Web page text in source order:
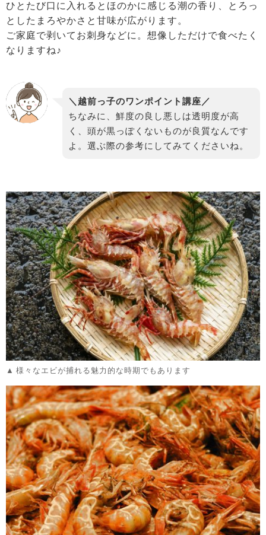
ひとたび口に入れるとほのかに感じる潮の香り、とろっ
としたまろやかさと甘味が広がります。
ご家庭で剥いてお刺身などに。想像しただけで食べたく
なりますね♪
＼越前っ子のワンポイント講座／
ちなみに、鮮度の良し悪しは透明度が高
く、頭が黒っぽくないものが良質なんです
よ。選ぶ際の参考にしてみてくださいね。
様々なエビが捕れる魅力的な時期でもあります